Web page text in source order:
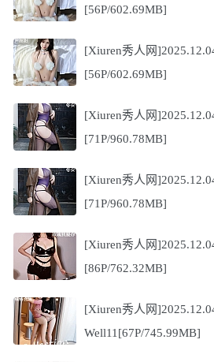
[56P/602.69MB]
[Xiuren秀人网
[56P/602.69MB]
[Xiuren秀人网
[71P/960.78MB]
[Xiuren秀人网
[71P/960.78MB]
[Xiuren秀人网
[86P/762.32MB]
[Xiuren秀人网
Well11[67P/745.99MB]